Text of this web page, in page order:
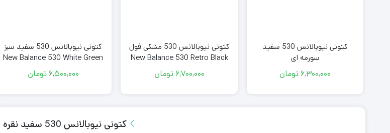
کتونی نیوبالانس 530 سفید
سورمه ای
6,300,000 تومان
کتونی نیوبالانس 530 مشکی فول
New Balance 530 Retro Black
6,700,000 تومان
کتونی نیوبالانس 530 سفید سبز
New Balance 530 White Green
6,500,000 تومان
کتونی نیوبالانس 530 سفید نقره ای New Balance 530 White Silver